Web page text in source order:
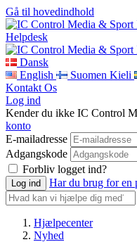
Gå til hovedindhold
Helpdesk
Dansk
English
Suomen Kieli
Kontakt Os
Log ind
Kender du ikke IC Control
konto
E-mailadresse
Adgangskode
Forbliv logget ind?
Har du brug for en
Hjælpecenter
Nyhed